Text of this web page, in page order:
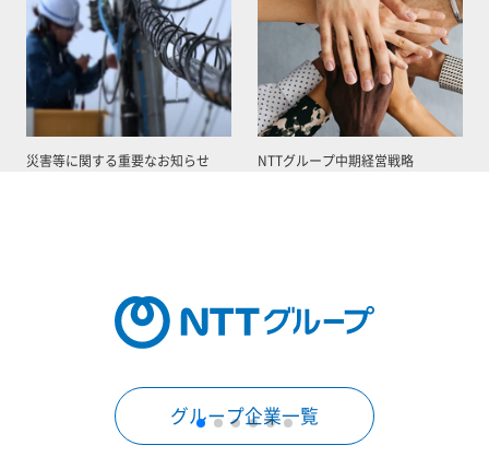
災害等に関する重要なお知らせ NTTグループ中期経営戦略
グループ企業一覧